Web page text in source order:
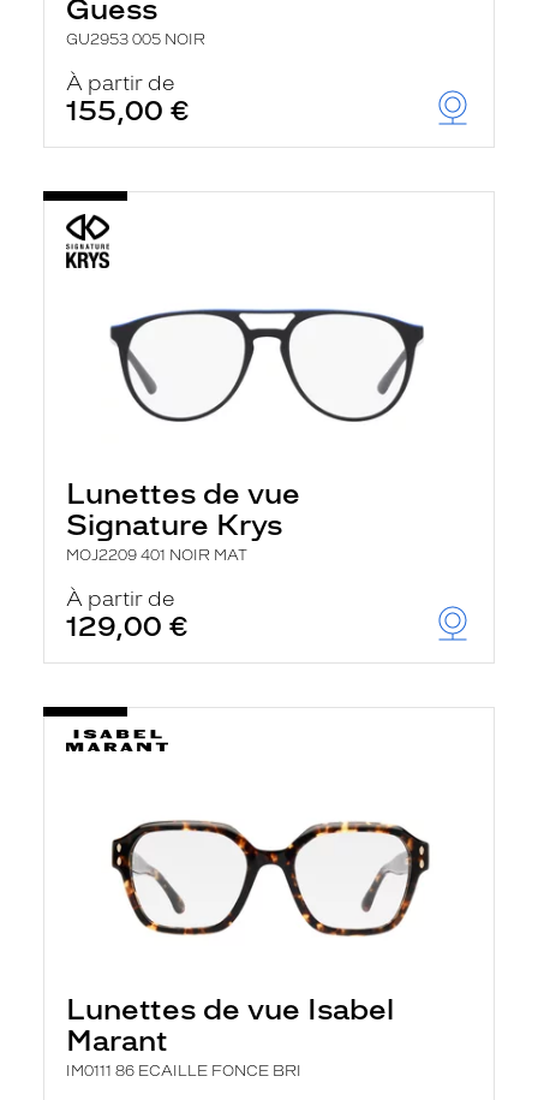
Guess
GU2953 005 NOIR
À partir de
155,00 €
Lunettes de vue
Signature Krys
MOJ2209 401 NOIR MAT
À partir de
129,00 €
Lunettes de vue Isabel
Marant
IM0111 86 ECAILLE FONCE BRI